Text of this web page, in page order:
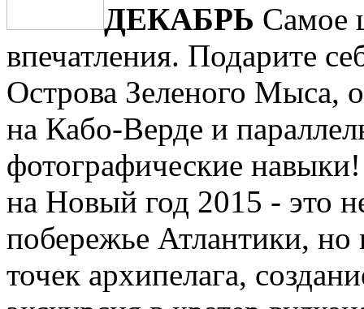
ДЕКАБРЬ Самое
впечатления. Подарите
Острова Зеленого Мыса,
на Кабо-Верде и
фотографические
на Новый год 2015 - это
побережье Атлантики,
точек архипелага,